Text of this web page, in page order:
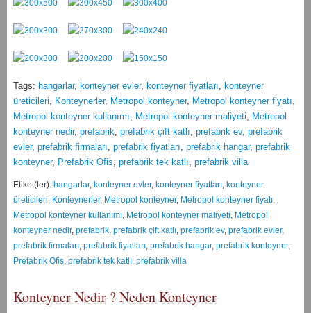
Tags: hangarlar, konteyner evler, konteyner fiyatları, konteyner
üreticileri, Konteynerler, Metropol konteyner, Metropol konteyner fiyatı,
Metropol konteyner kullanımı, Metropol konteyner maliyeti, Metropol
konteyner nedir, prefabrik, prefabrik çift katlı, prefabrik ev, prefabrik
evler, prefabrik firmaları, prefabrik fiyatları, prefabrik hangar, prefabrik
konteyner, Prefabrik Ofis, prefabrik tek katlı, prefabrik villa
Etiket(ler): hangarlar, konteyner evler, konteyner fiyatları, konteyner
üreticileri, Konteynerler, Metropol konteyner, Metropol konteyner fiyatı,
Metropol konteyner kullanımı, Metropol konteyner maliyeti, Metropol
konteyner nedir, prefabrik, prefabrik çift katlı, prefabrik ev, prefabrik evler,
prefabrik firmaları, prefabrik fiyatları, prefabrik hangar, prefabrik konteyner,
Prefabrik Ofis, prefabrik tek katlı, prefabrik villa
Konteyner Nedir ? Neden Konteyner